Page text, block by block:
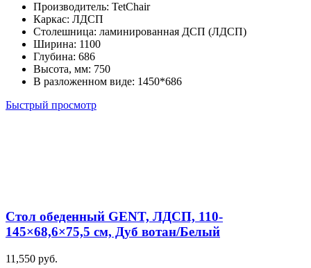
Производитель: TetChair
Каркас: ЛДСП
Столешница: ламинированная ДСП (ЛДСП)
Ширина: 1100
Глубина: 686
Высота, мм: 750
В разложенном виде: 1450*686
Быстрый просмотр
Стол обеденный GENT, ЛДСП, 110-
145×68,6×75,5 см, Дуб вотан/Белый
11,550 руб.